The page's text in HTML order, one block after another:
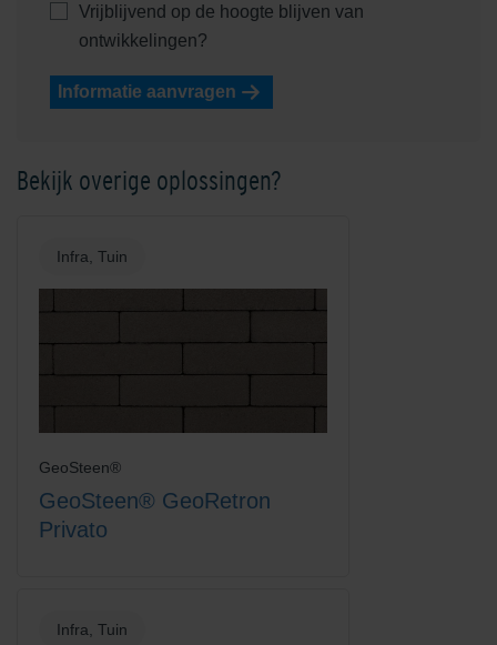
Vrijblijvend op de hoogte blijven van
ontwikkelingen?
Informatie aanvragen
Bekijk overige oplossingen?
Infra, Tuin
GeoSteen®
GeoSteen® GeoRetron
Privato
Infra, Tuin